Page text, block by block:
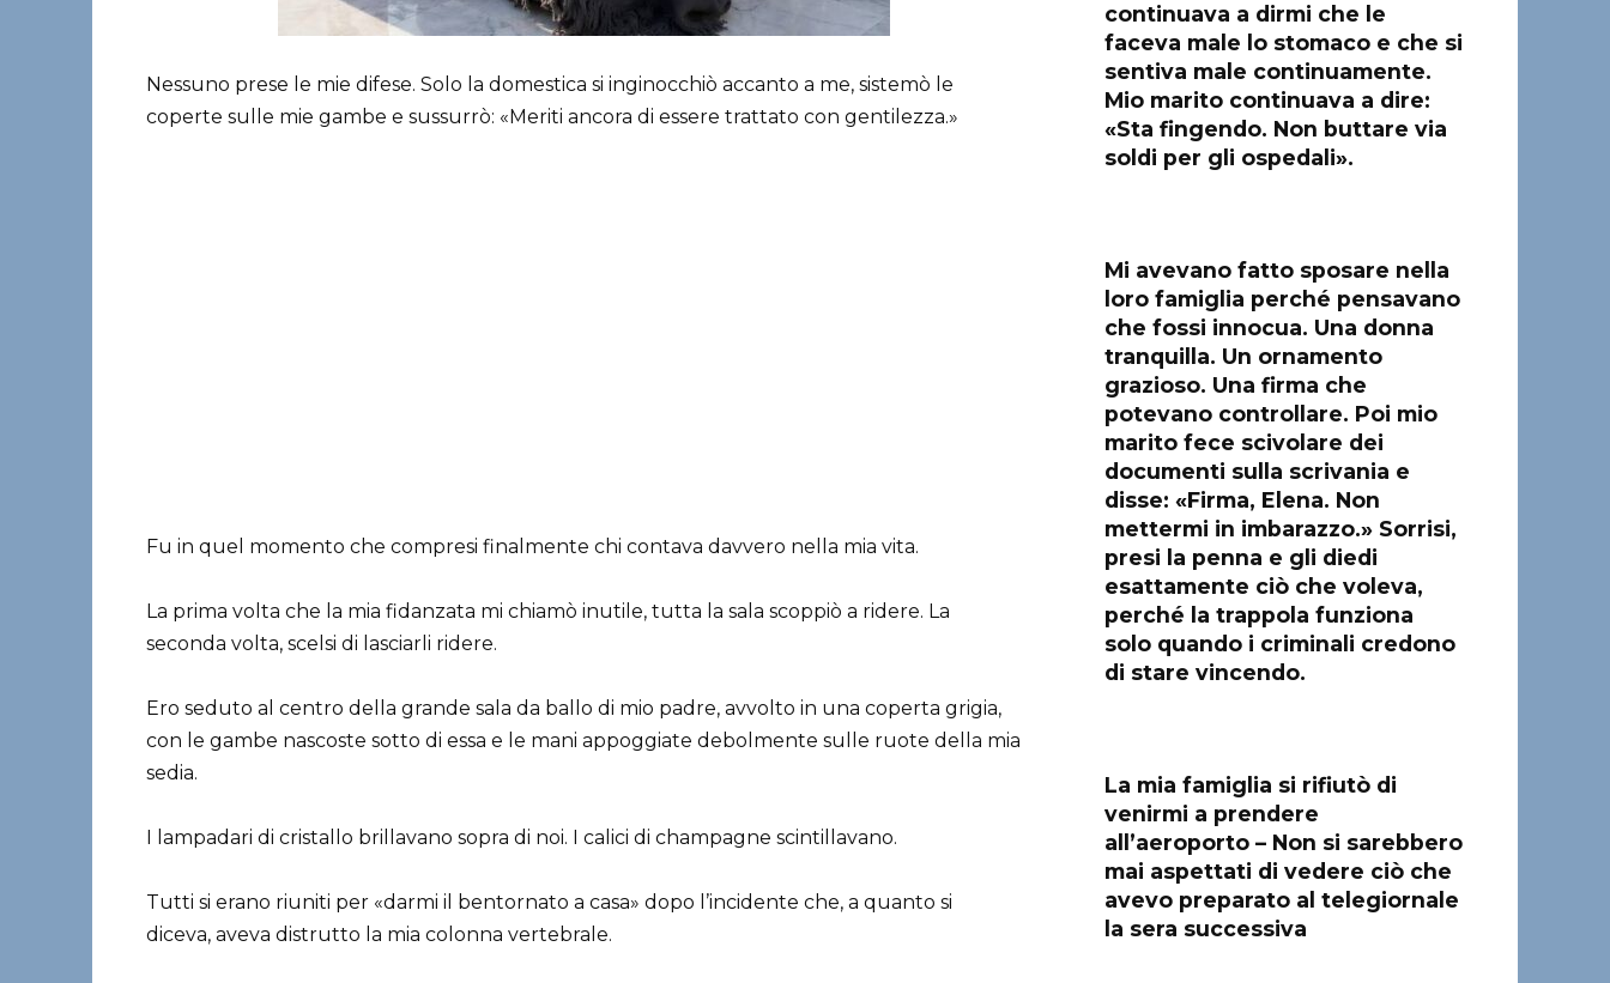
Nessuno prese le mie difese. Solo la domestica si inginocchiò accanto a me, sistemò le
coperte sulle mie gambe e sussurrò: «Meriti ancora di essere trattato con gentilezza.»
Fu in quel momento che compresi finalmente chi contava davvero nella mia vita.
La prima volta che la mia fidanzata mi chiamò inutile, tutta la sala scoppiò a ridere. La
seconda volta, scelsi di lasciarli ridere.
Ero seduto al centro della grande sala da ballo di mio padre, avvolto in una coperta grigia,
con le gambe nascoste sotto di essa e le mani appoggiate debolmente sulle ruote della mia
sedia.
I lampadari di cristallo brillavano sopra di noi. I calici di champagne scintillavano.
Tutti si erano riuniti per «darmi il bentornato a casa» dopo l’incidente che, a quanto si
diceva, aveva distrutto la mia colonna vertebrale.
continuava a dirmi che le
faceva male lo stomaco e che si
sentiva male continuamente.
Mio marito continuava a dire:
«Sta fingendo. Non buttare via
soldi per gli ospedali».
Mi avevano fatto sposare nella
loro famiglia perché pensavano
che fossi innocua. Una donna
tranquilla. Un ornamento
grazioso. Una firma che
potevano controllare. Poi mio
marito fece scivolare dei
documenti sulla scrivania e
disse: «Firma, Elena. Non
mettermi in imbarazzo.» Sorrisi,
presi la penna e gli diedi
esattamente ciò che voleva,
perché la trappola funziona
solo quando i criminali credono
di stare vincendo.
La mia famiglia si rifiutò di
venirmi a prendere
all’aeroporto – Non si sarebbero
mai aspettati di vedere ciò che
avevo preparato al telegiornale
la sera successiva